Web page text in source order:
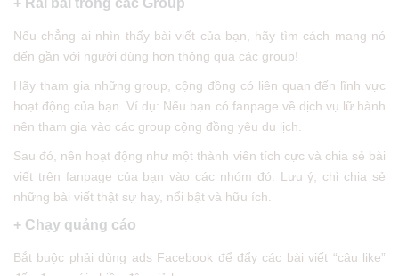
+ Rải bài trong các Group
Nếu chẳng ai nhìn thấy bài viết của bạn, hãy tìm cách mang nó
đến gần với người dùng hơn thông qua các group!
Hãy tham gia những group, cộng đồng có liên quan đến lĩnh vực
hoạt động của bạn. Ví dụ: Nếu bạn có fanpage về dịch vụ lữ hành
nên tham gia vào các group cộng đồng yêu du lịch.
Sau đó, nên hoạt động như một thành viên tích cực và chia sẻ bài
viết trên fanpage của bạn vào các nhóm đó. Lưu ý, chỉ chia sẻ
những bài viết thật sự hay, nổi bật và hữu ích.
+ Chạy quảng cáo
Bắt buộc phải dùng ads Facebook để đẩy các bài viết “câu like”